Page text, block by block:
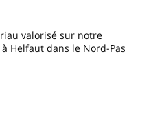
valorisé sur notre
Helfaut dans le Nord-Pas